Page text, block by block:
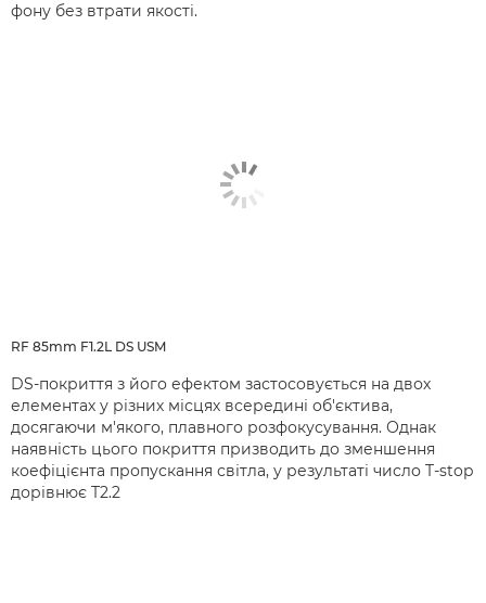
фону без втрати якості.
RF 85mm F1.2L DS USM
DS-покриття з його ефектом застосовується на двох
елементах у різних місцях всередині об'єктива,
досягаючи м'якого, плавного розфокусування. Однак
наявність цього покриття призводить до зменшення
коефіцієнта пропускання світла, у результаті число T-stop
дорівнює T2.2